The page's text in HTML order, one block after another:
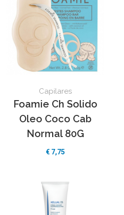
Capilares
Foamie Ch Solido
Oleo Coco Cab
Normal 80G
€ 7,75